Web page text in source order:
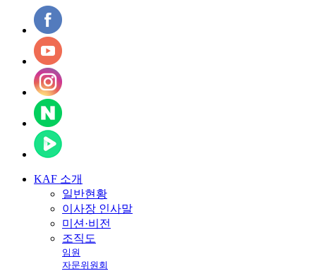
KAF 소개
일반현황
이사장 인사말
미션·비전
조직도
임원
자문위원회